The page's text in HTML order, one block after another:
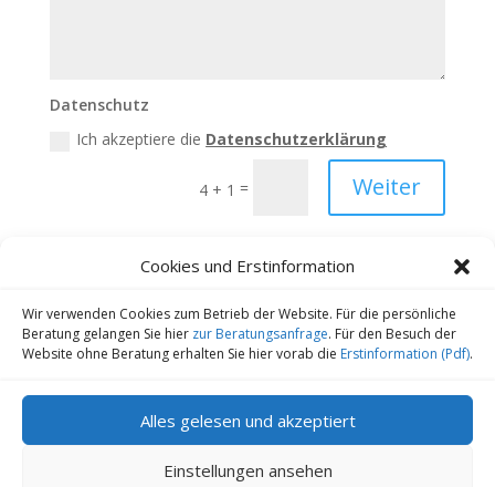
Cookies und Erstinformation
Wir verwenden Cookies zum Betrieb der Website. Für die persönliche
Beratung gelangen Sie hier zur Beratungsanfrage. Für den Besuch der
Website ohne Beratung erhalten Sie hier vorab die Erstinformation (Pdf).
Alles gelesen und akzeptiert
Einstellungen ansehen
Datenschutz
Ich akzeptiere die Datenschutzerklärung
4 + 1 = Weiter
Kontakt Datenschutz
Impressum
Cookie-Richtlinie (EU)
Copyright 2022-2026 | Finanz-und
Versicherungsmakler Sander GmbH | Alle Rechte
vorbehalten